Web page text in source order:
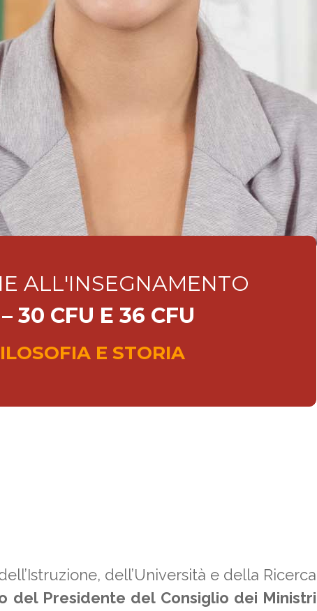
ALL'INSEGNAMENTO
30 CFU E 36 CFU
E STORIA
dell’Università e della Ricerca
del Presidente del Consiglio dei Ministri